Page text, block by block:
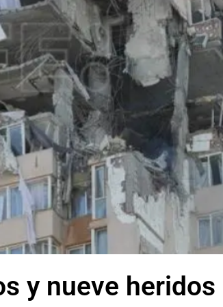
y nueve heridos